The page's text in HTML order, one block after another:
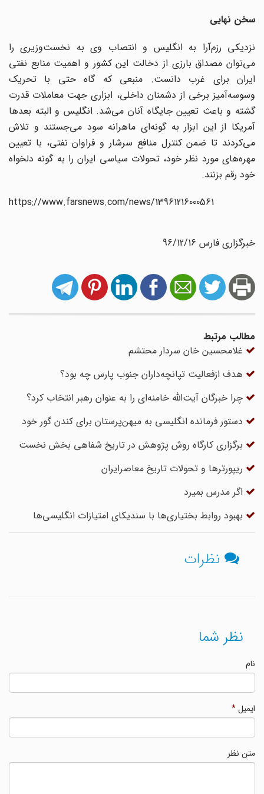
سخن نهایی
نزدیکی رزم‌آرا به انگلیس و انتصاب وی به نخست‌وزیری را
می‌توان مصداق بارزی از دخالت این کشور و اهمیت منابع نفتی
ایران برای غرب دانست. منبعی که گاه حتی با تحریک
وسوسه‌آمیز برخی از دشمنان داخلی، ابزاری جهت معاملات قدرت
گشته و باعث تعیین جایگاه آنان می‌شد. انگلیس و البته بعدها
آمریکا از این ابزار به گونه‌ای ماهرانه سود می‌جستند و تلاش
می‌کردند تا ضمن کنترل منافع سرشار و فراوان نفتی، با تعیین
مهره‌های مورد نظر خود، تحولات سیاسی ایران را به گونه دلخواه
خود رقم بزنند.
https://www.farsnews.com/news/13961216000561
خبرگزاری فارس 96/12/16
مطالب مرتبط
غلام‏حسین ‏خان سردار محتشم
هدف ازفعالیت تپانچه‌داران جنوب پارس چه بود؟
چرا خبرگان آیت‌الله خامنه‌ای را به عنوان رهبر انتخاب کرد؟
دستور فرمانده انگلیسی به میهن‌پرستان برای کندن گور خود
برگزاری کارگاه روش پژوهش در تاریخ شفاهی بخش نخست
ریپورترها و تحولات تاریخ معاصرایران
اگر مدرس بمیرد
بهبود روابط بختیارى‌‏ها با سندیکاى امتیازات انگلیسی‌ها
نظرات
نظر شما
ایمیل*
متن نظر